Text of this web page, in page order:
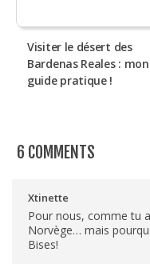
Visiter le désert des
Bardenas Reales : mon
guide pratique !
6 COMMENTS
Xtinette
Pour nous, comme tu
Norvège… mais
Bises!